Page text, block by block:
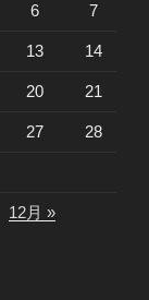
6 7
13 14
20 21
27 28
12月 »